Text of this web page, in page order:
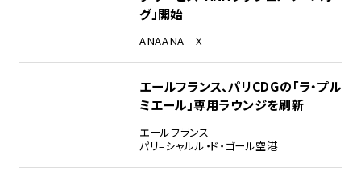
グ」開始
ANAANA X
エールフランス、パリCDGの「ラ・プル
ミエール」専用ラウンジを刷新
エールフランス
パリ=シャルル・ド・ゴール空港